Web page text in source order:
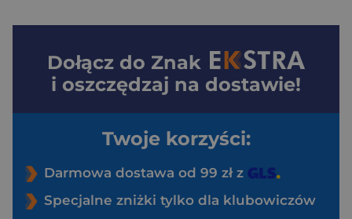
Dołącz do Znak
i oszczędzaj na dostawie!
Twoje korzyści:
Darmowa dostawa od 99 zł z
Specjalne zniżki tylko dla klubowiczów